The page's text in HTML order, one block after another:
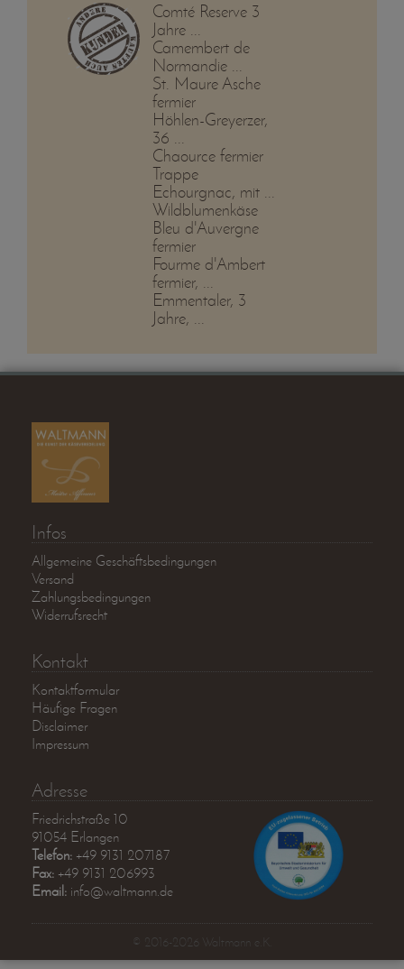
Comté Reserve 3
Jahre ...
Camembert de
Normandie ...
St. Maure Asche
fermier
Höhlen-Greyerzer,
36 ...
Chaource fermier
Trappe
Echourgnac, mit ...
Wildblumenkäse
Bleu d'Auvergne
fermier
Fourme d'Ambert
fermier, ...
Emmentaler, 3
Jahre, ...
Infos
Allgemeine Geschäftsbedingungen
Versand
Zahlungsbedingungen
Widerrufsrecht
Kontakt
Kontaktformular
Häufige Fragen
Disclaimer
Impressum
Adresse
Friedrichstraße 10
91054 Erlangen
Telefon: +49 9131 207187
Fax: +49 9131 206993
Email: info@waltmann.de
© 2016-2026 Waltmann e.K.